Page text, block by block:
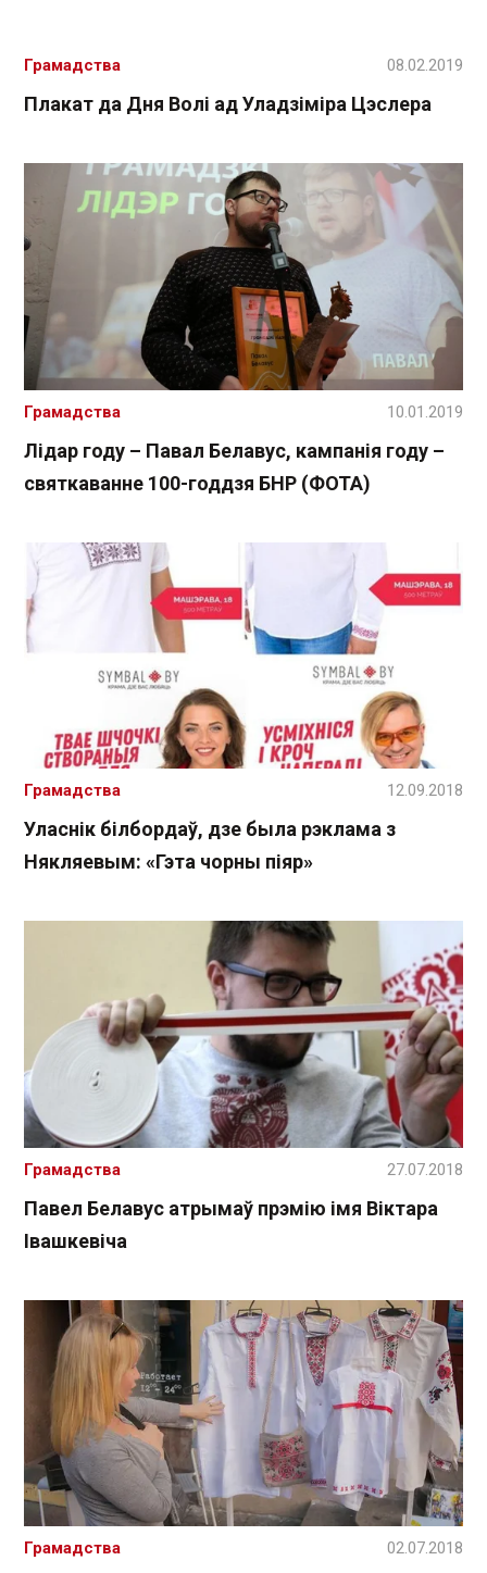
Плакат да Дня Волі ад Уладзіміра Цэслера
Грамадства 08.02.2019
Лідар году – Павал Белавус, кампанія году –
святкаванне 100-годдзя БНР (ФОТА)
Грамадства 10.01.2019
Уласнік білбордаў, дзе была рэклама з
Някляевым: «Гэта чорны піяр»
Грамадства 12.09.2018
Павел Белавус атрымаў прэмію імя Віктара
Івашкевіча
Грамадства 27.07.2018
Грамадства 02.07.2018